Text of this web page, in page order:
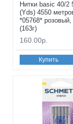
Нитки basic 40/2
(Yds) 4550
*05768*
(163г)
160.00р.
Купить